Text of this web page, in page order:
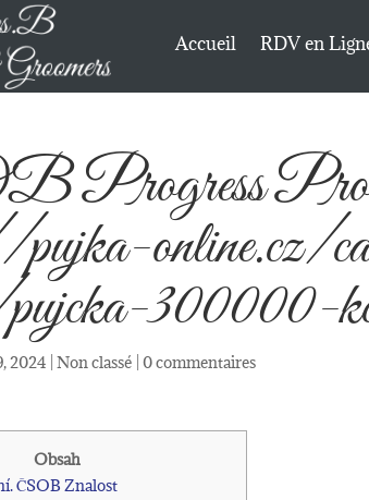
Accueil RDV en
Progress Pro
online.cz/
300000-
2024 |Non classé |0 commentaires
Obsah
ČSOB Znalost